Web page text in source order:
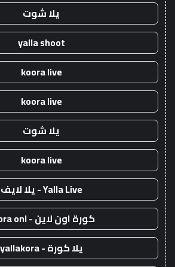
يلا شوت
yalla shoot
koora live
koora live
يلا شوت
koora live
Yalla Live - يلا لايف
كورة اون لاين - koora onl
يلا كورة - yallakora